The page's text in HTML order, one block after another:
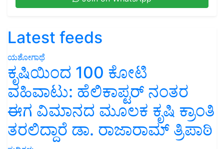
Latest feeds
ಯಶೋಗಾಥೆ
ಕೃಷಿಯಿಂದ 100 ಕೋಟಿ
ವಹಿವಾಟು: ಹೆಲಿಕಾಪ್ಟರ್ ನಂತರ
ಈಗ ವಿಮಾನದ ಮೂಲಕ ಕೃಷಿ ಕ್ರಾಂತಿ
ತರಲಿದ್ದಾರೆ ಡಾ. ರಾಜಾರಾಮ್ ತ್ರಿಪಾಠಿ